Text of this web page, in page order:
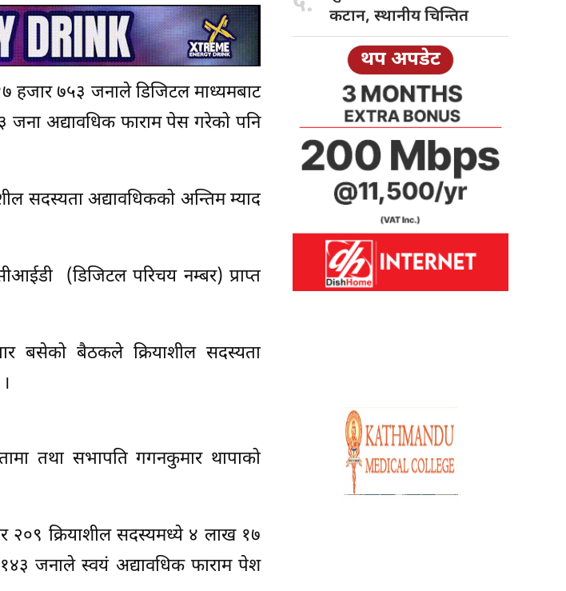
हजार ७५३ जनाले डिजिटल माध्यमबाट
अद्यावधिक फाराम पेस गरेको पनि
सदस्यता अद्यावधिकको अन्तिम म्याद
(डिजिटल परिचय नम्बर) प्राप्त
बसेको बैठकले क्रियाशील सदस्यता
तथा सभापति गगनकुमार थापाको
२०९ क्रियाशील सदस्यमध्ये ४ लाख १७
जनाले स्वयं अद्यावधिक फाराम पेश
कटान, स्थानीय चिन्तित
थप अपडेट